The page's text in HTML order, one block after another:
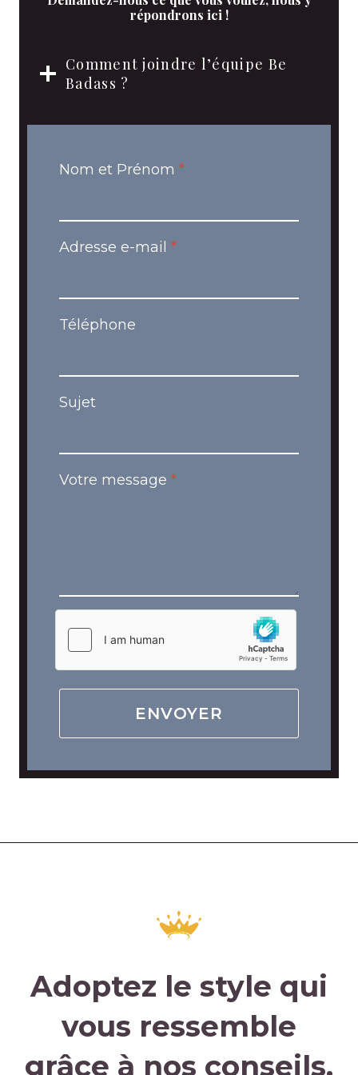
répondrons ici !
Comment joindre l’équipe Be
Badass ?
Nom et Prénom *
Adresse e-mail *
Téléphone
Sujet
Votre message *
ENVOYER
Adoptez le style qui
vous ressemble
grâce à nos conseils.